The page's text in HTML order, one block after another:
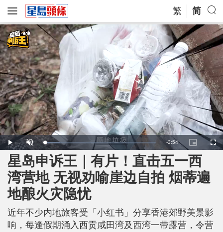
繁 简
P
l
a
y
U
n
m
u
t
e
L
o
a
d
e
d
3
.
3
9
R
e
n
-3:54
P
i
c
t
u
e
-
i
c
t
F
u
星岛申诉王｜有片！直击五一西
湾营地 无视劝喻崖边自拍 烟蒂遍
地酿火灾隐忧
近年不少内地旅客受「小红书」分享香港郊野美景影
响，每逢假期涌入西贡咸田湾及西湾一带露营，令营